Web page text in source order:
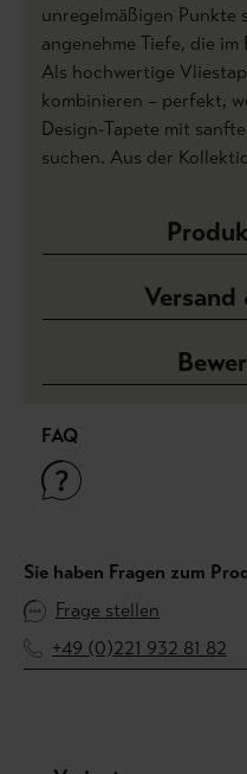
unregelmäßigen Punkte
angenehme Tiefe, die
Als hochwertige
kombinieren – perfekt,
Design-Tapete mit
suchen. Aus der
Versand
FAQ
Sie haben Fragen zum
Frage stellen
+49 (0)221 932 81 82